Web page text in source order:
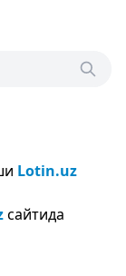
Lotin.uz
сайтида